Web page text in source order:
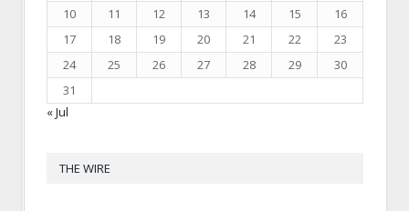
10
11 12 13 14 15
16
17
18 19 20 21 22
23
24
25 26 27 28 29
30
31
« Jul
THE WIRE